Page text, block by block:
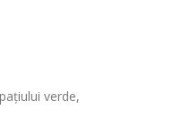
verde,